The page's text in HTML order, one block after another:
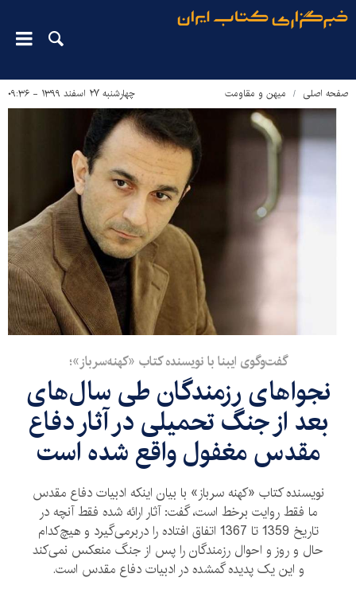
صفحه اصلی میهن و مقاومت چهارشنبه ۲۷ اسفند ۱۳۹۹ - ۰۹:۳۶
گفت‌وگوی ایبنا با نویسنده کتاب «کهنه‌سرباز»؛
نجواهای رزمندگان طی سال‌های
بعد از جنگ تحمیلی در آثار دفاع
مقدس مغفول واقع شده است
نویسنده کتاب «کهنه سرباز» با بیان اینکه ادبیات دفاع مقدس
ما فقط روایت برخط است، گفت: آثار ارائه شده فقط آنچه در
تاریخ 1359 تا 1367 اتفاق افتاده را دربرمی‌گیرد و هیچ‌کدام
حال و روز و احوال رزمندگان را پس از جنگ منعکس نمی‌کند
و این یک پدیده گمشده در ادبیات دفاع مقدس است.